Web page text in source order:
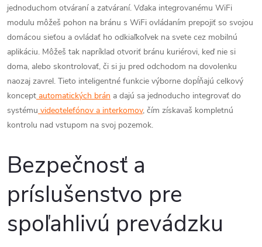
jednoduchom otváraní a zatváraní. Vďaka integrovanému WiFi
modulu môžeš pohon na bránu s WiFi ovládaním prepojiť so svojou
domácou sieťou a ovládať ho odkiaľkoľvek na svete cez mobilnú
aplikáciu. Môžeš tak napríklad otvoriť bránu kuriérovi, keď nie si
doma, alebo skontrolovať, či si ju pred odchodom na dovolenku
naozaj zavrel. Tieto inteligentné funkcie výborne dopĺňajú celkový
koncept automatických brán a dajú sa jednoducho integrovať do
systému videotelefónov a interkomov, čím získavaš kompletnú
kontrolu nad vstupom na svoj pozemok.
Bezpečnosť a
príslušenstvo pre
spoľahlivú prevádzku